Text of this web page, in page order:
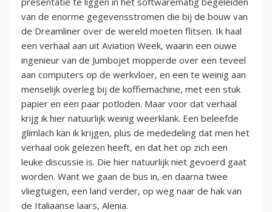
van de enorme gegevensstromen die bij de bouw van
de Dreamliner over de wereld moeten flitsen. Ik haal
een verhaal aan uit Aviation Week, waarin een ouwe
ingenieur van de Jumbojet mopperde over een teveel
aan computers op de werkvloer, en een te weinig aan
menselijk overleg bij de koffiemachine, met een stuk
papier en een paar potloden. Maar voor dat verhaal
krijg ik hier natuurlijk weinig weerklank. Een beleefde
glimlach kan ik krijgen, plus de mededeling dat men het
verhaal ook gelezen heeft, en dat het op zich een
leuke discussie is. Die hier natuurlijk niet gevoerd gaat
worden. Want we gaan de bus in, en daarna twee
vliegtuigen, een land verder, op weg naar de hak van
de Italiaanse laars, Alenia.